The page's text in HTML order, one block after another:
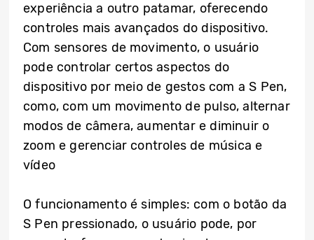
experiência a outro patamar, oferecendo
controles mais avançados do dispositivo.
Com sensores de movimento, o usuário
pode controlar certos aspectos do
dispositivo por meio de gestos com a S Pen,
como, com um movimento de pulso, alternar
modos de câmera, aumentar e diminuir o
zoom e gerenciar controles de música e
vídeo
O funcionamento é simples: com o botão da
S Pen pressionado, o usuário pode, por